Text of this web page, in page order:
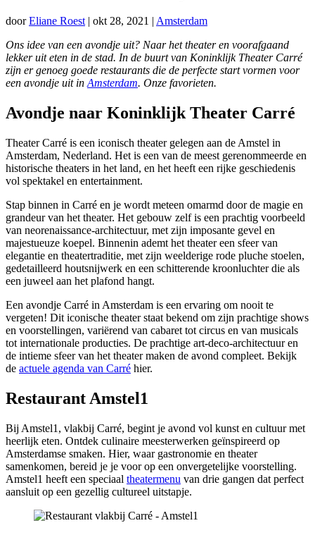
doorEliane Roest | okt 28, 2021 | Amsterdam
Ons idee van een avondje uit? Naar het theater en voorafgaand
lekker uit eten in de stad. In de buurt van Koninklijk Theater Carré
zijn er genoeg goede restaurants die de perfecte start vormen voor
een avondje uit in Amsterdam. Onze favorieten.
Avondje naar Koninklijk Theater Carré
Theater Carré is een iconisch theater gelegen aan de Amstel in
Amsterdam, Nederland. Het is een van de meest gerenommeerde en
historische theaters in het land, en het heeft een rijke geschiedenis
vol spektakel en entertainment.
Stap binnen in Carré en je wordt meteen omarmd door de magie en
grandeur van het theater. Het gebouw zelf is een prachtig voorbeeld
van neorenaissance-architectuur, met zijn imposante gevel en
majestueuze koepel. Binnenin ademt het theater een sfeer van
elegantie en theatertraditie, met zijn weelderige rode pluche stoelen,
gedetailleerd houtsnijwerk en een schitterende kroonluchter die als
een juweel aan het plafond hangt.
Een avondje Carré in Amsterdam is een ervaring om nooit te
vergeten! Dit iconische theater staat bekend om zijn prachtige shows
en voorstellingen, variërend van cabaret tot circus en van musicals
tot internationale producties. De prachtige art-deco-architectuur en
de intieme sfeer van het theater maken de avond compleet. Bekijk
de actuele agenda van Carré hier.
Restaurant Amstel1
Bij Amstel1, vlakbij Carré, begint je avond vol kunst en cultuur met
heerlijk eten. Ontdek culinaire meesterwerken geïnspireerd op
Amsterdamse smaken. Hier, waar gastronomie en theater
samenkomen, bereid je je voor op een onvergetelijke voorstelling.
Amstel1 heeft een speciaal theatermenu van drie gangen dat perfect
aansluit op een gezellig cultureel uitstapje.